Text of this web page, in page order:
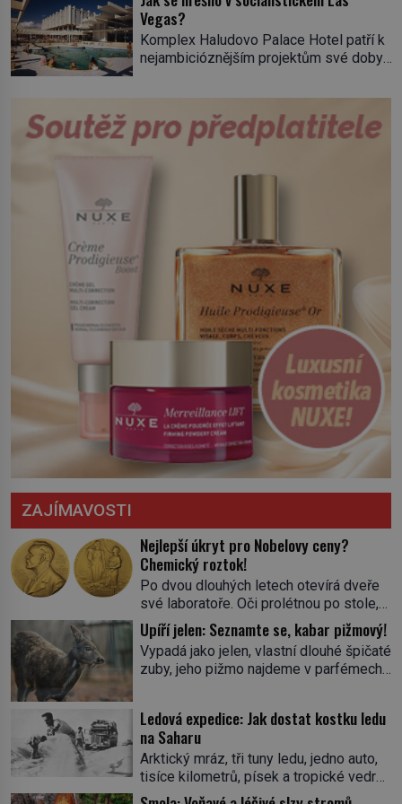
tisícovka Červených košil, které vedl do
boje slavný italský revolucionář
Giuseppe Garibaldi. Pro své
skálopevné přesvědčení o nutnosti
hledáčku úřadů i […]
Vegas?
Komplex Haludovo Palace Hotel patří k
nejambicióznějším projektům své doby…
díky penězům amerického vydavatele
erotického časopisu, který věří, že by se
jeho „palác hříchů“ mohl stát pomyslným
mostem mezi Východem a Západem.
Jugoslávie diktátora Josipa Broze Tita
ZAJÍMAVOSTI
Nejlepší úkryt pro Nobelovy ceny?
Chemický roztok!
Po dvou dlouhých letech otevírá dveře
své laboratoře. Oči prolétnou po stole,
aby pak ulpěly na regálu, kde se nachází
všemožné látky. Hledá žluto-oranžovou
tekutinu, jakmile ji zahlédne, nesmírně
se mu uleví. Teď může svůj plán
skrývá směs s názvem lučavka
královská. Svůj přídomek nemá pro nic
za nic, […]
Upíří jelen: Seznamte se, kabar pižmový!
Vypadá jako jelen, vlastní dlouhé špičaté
zuby, jeho pižmo najdeme v parfémech
jediného zástupce zvířecí říše – kabara
pižmového. V Evropě ho jako první
popíše švédský botanik Carl Linné
(1707–1778), jenže v Asii o něm ví už
celá staletí. Zvíře připomíná jelena,
Ledová expedice: Jak dostat kostku ledu
na Saharu
Arktický mráz, tři tuny ledu, jedno auto,
tisíce kilometrů, písek a tropické vedro.
To je ve zkratce zdánlivě nesplnitelná